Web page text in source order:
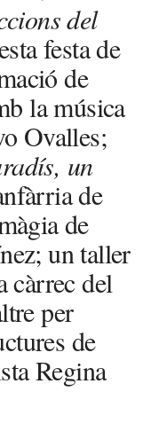
del
festa de
de
la música
Ovalles;
un
de
de
un taller
càrrec del
per
de
Regina